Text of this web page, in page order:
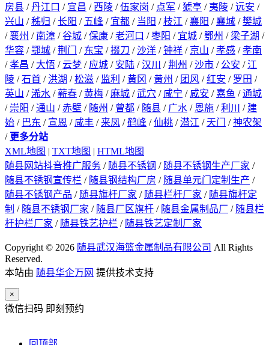
房县 /丹江口 / 宜昌 / 西陵 /伍家岗 / 点军 /猇亭 / 夷陵 /远安 /
兴山 /秭归 /长阳 / 五峰 / 宜都 / 当阳 /枝江 /襄阳 /襄城 /樊城
/襄州 / 南漳 /谷城 /保康 /老河口 /枣阳 / 宜城 /鄂州 / 梁子湖 /
华容 /鄂城 /荆门 / 东宝 /掇刀 /沙洋 /钟祥 / 京山 /孝感 /孝南
/孝昌 / 大悟 /云梦 / 应城 / 安陆 /汉川 /荆州 /沙市 / 公安 / 江
陵 /石首 / 洪湖 /松滋 / 监利 /黄冈 /黄州 / 团风 /红安 / 罗田 /
英山 /浠水 /蕲春 /黄梅 / 麻城 /武穴 / 咸宁 / 咸安 / 嘉鱼 /通城
/ 崇阳 /通山 /赤壁 / 随州 / 曾都 / 随县 / 广水 / 恩施 /利川 / 建
始 / 巴东 / 宣恩 / 咸丰 / 来凤 /鹤峰 /仙桃 /潜江 / 天门 /神农架
/ 更多分站
XML地图 | TXT地图 | HTML地图
随县网站抖音推广服务 / 随县不锈钢 / 随县不锈钢生产厂家 /
随县不锈钢宣传栏 / 随县钢结构厂房 / 随县单元门定制生产 /
随县不锈钢产品 / 随县旗杆厂家 / 随县栏杆厂家 / 随县旗杆定
制 / 随县不锈钢厂家 / 随县厂区旗杆 / 随县金属制品厂 / 随县栏
杆护栏厂家 / 随县铁艺护栏 / 随县铁艺定制厂家
Copyright © 2026 随县武汉海篮金属制品有限公司 All Rights
Reserved.
本站由 随县华企万网 提供技术支持
×
微信扫码 即刻预约